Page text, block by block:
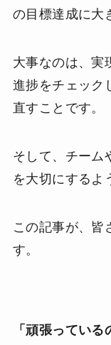
の目標達成に大
大事なのは、実
進捗をチェック
直すことです。
そして、チーム
を大切にするよ
この記事が、皆
す。
「頑張ってい